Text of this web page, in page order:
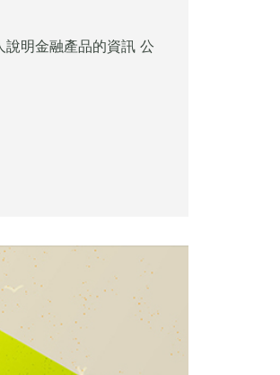
明金融產品的資訊 公